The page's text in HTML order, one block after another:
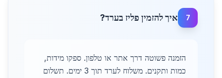
7 איך להזמין פליז בערד?
הזמנה פשוטה דרך אתר או טלפון. ספקו מידות,
כמות ותקנים. משלוח לערד תוך 3 ימים. תשלום